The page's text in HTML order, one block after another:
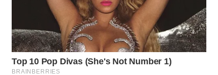
GORONTALO
WN
SULUT